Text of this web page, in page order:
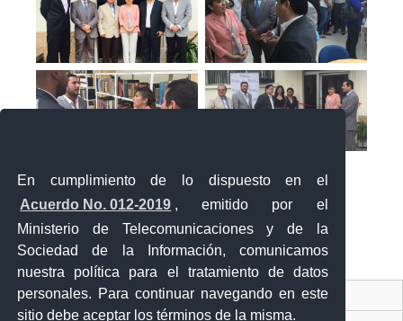
En cumplimiento de lo dispuesto en el
Acuerdo No. 012-2019 , emitido por el
Ministerio de Telecomunicaciones y de la
Sociedad de la Información, comunicamos
nuestra política para el tratamiento de datos
personales. Para continuar navegando en este
sitio debe aceptar los términos de la misma.
Contacto Ciudadano Digital